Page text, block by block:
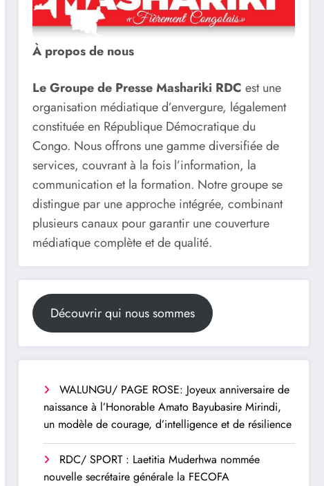
À propos de nous
Le Groupe de Presse Mashariki RDC est une
organisation médiatique d’envergure, légalement
constituée en République Démocratique du
Congo. Nous offrons une gamme diversifiée de
services, couvrant à la fois l’information, la
communication et la formation. Notre groupe se
distingue par une approche intégrée, combinant
plusieurs canaux pour garantir une couverture
médiatique complète et de qualité.
Découvrir qui nous sommes
WALUNGU/ PAGE ROSE: Joyeux anniversaire de
naissance à l’Honorable Amato Bayubasire Mirindi,
un modèle de courage, d’intelligence et de résilience
RDC/ SPORT : Laetitia Muderhwa nommée
nouvelle secrétaire générale la FECOFA